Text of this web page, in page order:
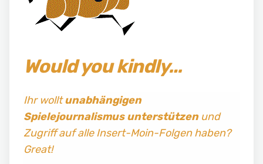
Would you kindly…
Ihr wolltunabhängigen
Spielejournalismus unterstützenund
Zugriff auf alle Insert-Moin-Folgen haben?
Great!